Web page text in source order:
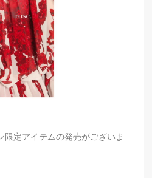
定アイテムの発売がございま